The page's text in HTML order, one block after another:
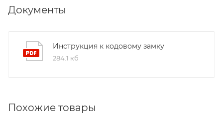
Документы
Инструкция к кодовому замку
284.1 кб
Похожие товары